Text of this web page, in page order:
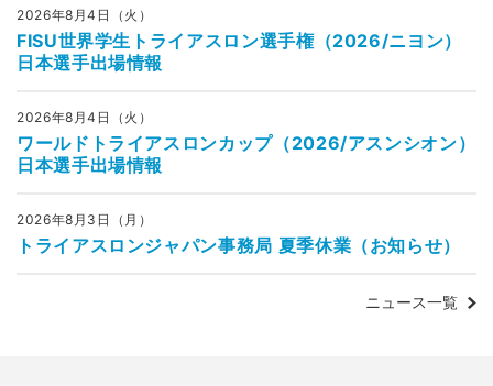
2026年8月4日（火）
FISU世界学生トライアスロン選手権（2026/ニヨン）
日本選手出場情報
2026年8月4日（火）
ワールドトライアスロンカップ（2026/アスンシオン）
日本選手出場情報
2026年8月3日（月）
トライアスロンジャパン事務局 夏季休業（お知らせ）
ニュース一覧